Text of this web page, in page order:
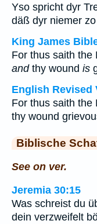
Yso spricht dyr
däß dyr niemer
King James
For thus saith the
andthy wound is
English Revised
For thus saith the
thy wound
Biblische
See on ver.
Jeremia 30:15
Was schreist du
dein verzweifelt